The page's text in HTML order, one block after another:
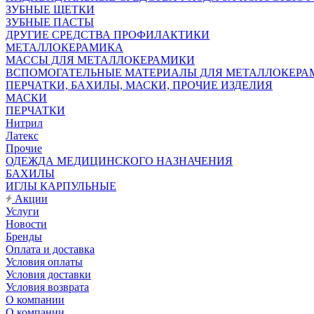
ЗУБНЫЕ ЩЕТКИ
ЗУБНЫЕ ПАСТЫ
ДРУГИЕ СРЕДСТВА ПРОФИЛАКТИКИ
МЕТАЛЛОКЕРАМИКА
МАССЫ ДЛЯ МЕТАЛЛОКЕРАМИКИ
ВСПОМОГАТЕЛЬНЫЕ МАТЕРИАЛЫ ДЛЯ
ПЕРЧАТКИ, БАХИЛЫ, МАСКИ, ПРОЧИЕ ИЗДЕЛИЯ
МАСКИ
ПЕРЧАТКИ
Нитрил
Латекс
Прочие
ОДЕЖДА МЕДИЦИНСКОГО НАЗНАЧЕНИЯ
БАХИЛЫ
ИГЛЫ КАРПУЛЬНЫЕ
Акции
Услуги
Новости
Бренды
Оплата и доставка
Условия оплаты
Условия доставки
Условия возврата
О компании